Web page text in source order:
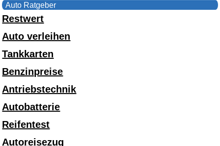
Auto Ratgeber
Restwert
Auto verleihen
Tankkarten
Benzinpreise
Antriebstechnik
Autobatterie
Reifentest
Autoreisezug